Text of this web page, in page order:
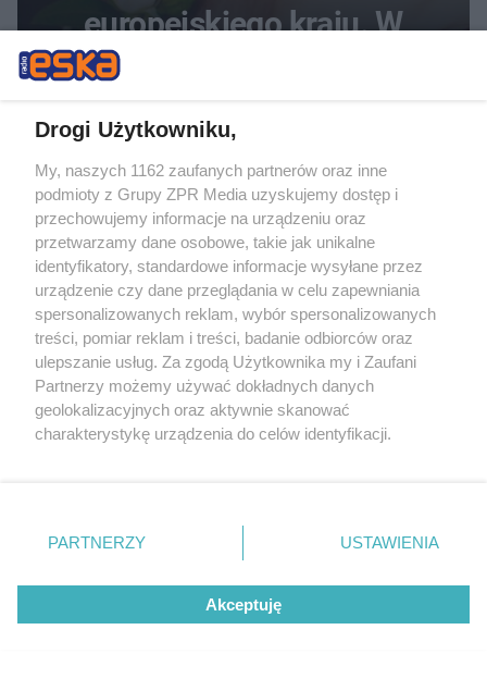
europejskiego kraju. W
Polsce nosi je zaledwie 3
kobiety
DOMOWE TRIKI
Zwilż kartkę i połóż na parapecie.
Żadna mucha nie wleci do twojego
domu
Drogi Użytkowniku,
My, naszych 1162 zaufanych partnerów oraz inne
podmioty z Grupy ZPR Media uzyskujemy dostęp i
przechowujemy informacje na urządzeniu oraz
przetwarzamy dane osobowe, takie jak unikalne
identyfikatory, standardowe informacje wysyłane przez
urządzenie czy dane przeglądania w celu zapewniania
spersonalizowanych reklam, wybór spersonalizowanych
treści, pomiar reklam i treści, badanie odbiorców oraz
ulepszanie usług. Za zgodą Użytkownika my i Zaufani
Partnerzy możemy używać dokładnych danych
geolokalizacyjnych oraz aktywnie skanować
charakterystykę urządzenia do celów identyfikacji.
zmienić/wycofać klikając przycisk ustawień prywatności
znajdujący się w lewym dolnym rogu strony
rodzaje przetwarzania danych nie wymagają zgody
użytkownika, ale masz prawo sprzeciwić się takiemu
przetwarzaniu. Preferencje będą miały zastosowanie tylko
PARTNERZY USTAWIENIA
Akceptuję